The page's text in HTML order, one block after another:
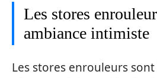
Les stores
ambiance intimiste
Les stores enrouleurs